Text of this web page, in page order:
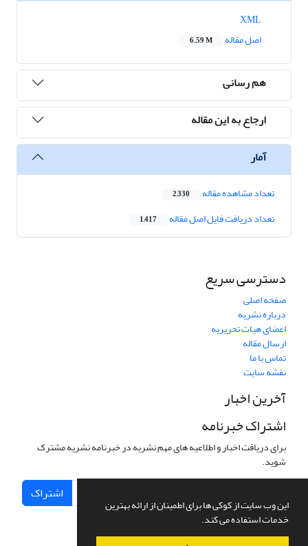
این وب سایت از کوکی ها برای اطمینان از ارائه بهترین
خدمات استفاده می کند.
اصل مقاله
6.59 M
هم رسانی
ارجاع به این مقاله
آمار
تعداد مشاهده مقاله 2,330
تعداد دریافت فایل اصل مقاله 1,417
دسترسی سریع
صفحه اصلی
درباره نشریه
اعضای هیات تحریریه
ارسال مقاله
تماس با ما
نقشه سایت
آخرین اخبار
اشتراک خبرنامه
برای دریافت اخبار و اطلاعیه های مهم نشریه در خبرنامه نشریه مشترک
شوید.
اشتراک